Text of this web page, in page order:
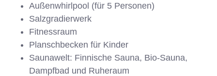
Außenwhirlpool (für 5 Personen)
Salzgradierwerk
Fitnessraum
Planschbecken für Kinder
Saunawelt: Finnische Sauna, Bio-Sauna,
Dampfbad und Ruheraum